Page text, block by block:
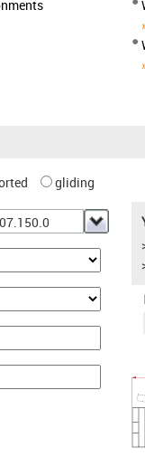
gliding